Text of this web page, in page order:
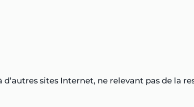
sites Internet, ne relevant pas de la